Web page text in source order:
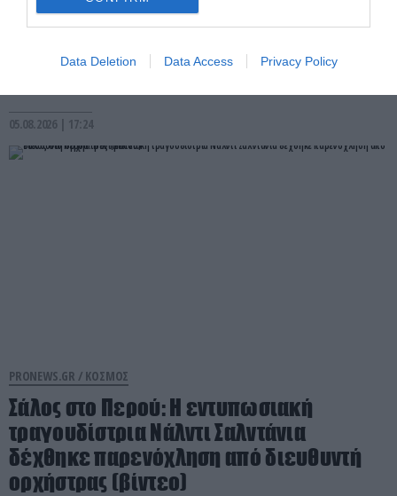
Data Deletion Data Access Privacy Policy
Η Ευρώπη «λιώνει» από τον καύσωνα και
στη Νέα Ζηλανδία σημειώνεται
05.08.2026 | 17:24
PRONEWS.GR / ΚΟΣΜΟΣ
Σάλος στο Περού: Η εντυπωσιακή
τραγουδίστρια Νάλντι Σαλντάνια
δέχθηκε παρενόχληση από διευθυντή
ορχήστρας (βίντεο)